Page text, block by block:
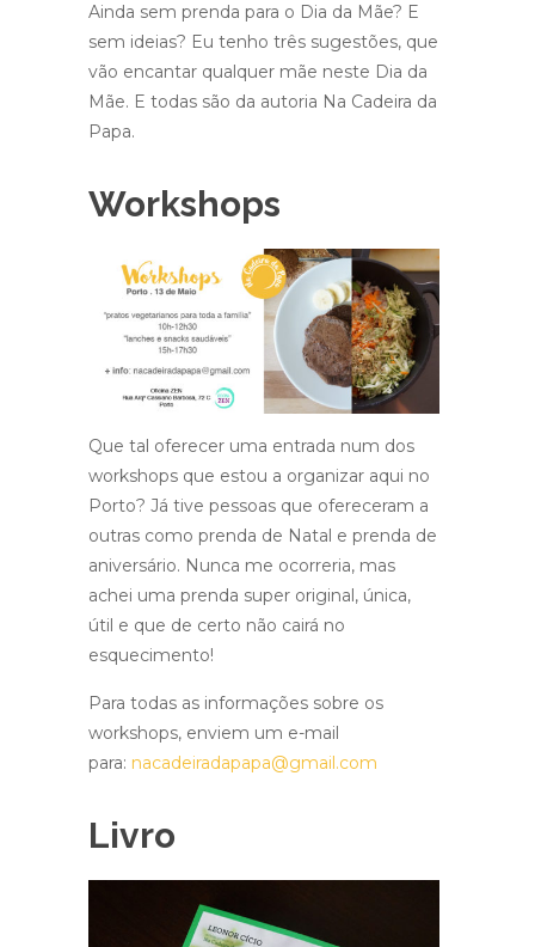
Ainda sem prenda para o Dia da Mãe? E
sem ideias? Eu tenho três sugestões, que
vão encantar qualquer mãe neste Dia da
Mãe. E todas são da autoria Na Cadeira da
Papa.
Workshops
Que tal oferecer uma entrada num dos
workshops que estou a organizar aqui no
Porto? Já tive pessoas que ofereceram a
outras como prenda de Natal e prenda de
aniversário. Nunca me ocorreria, mas
achei uma prenda super original, única,
útil e que de certo não cairá no
esquecimento!
Para todas as informações sobre os
workshops, enviem um e-mail
para: nacadeiradapapa@gmail.com
Livro